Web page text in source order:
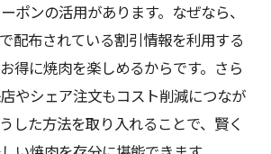
ポンの活用があります。なぜなら、
配布されている割引情報を利用する
得に焼肉を楽しめるからです。さら
やシェア注文もコスト削減につなが
した方法を取り入れることで、賢く